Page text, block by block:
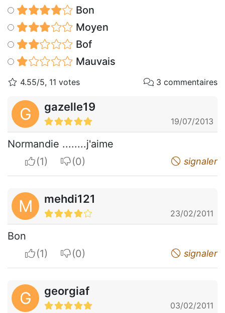
Bon
Moyen
Bof
Mauvais
4.55/5, 11 votes 3 commentaires
G gazelle19
19/07/2013
Normandie ........j'aime
I apreciateI do not appreciate signaler
M mehdi121
23/02/2011
Bon
I apreciateI do not appreciate signaler
G georgiaf
03/02/2011